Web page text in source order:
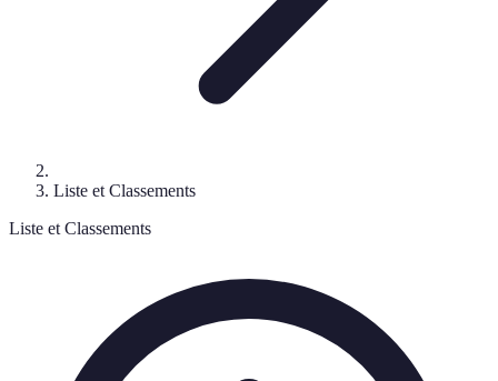
Liste et Classements
Liste et Classements